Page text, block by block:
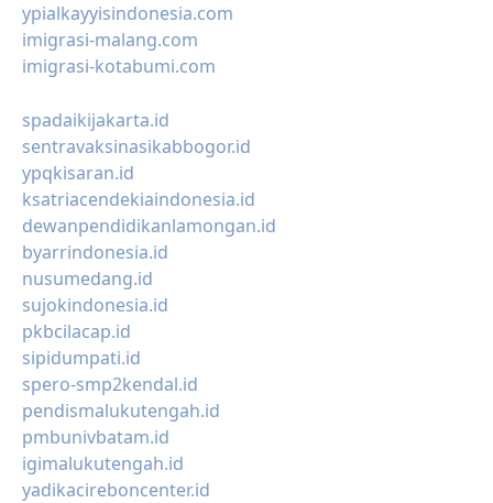
ypialkayyisindonesia.com
imigrasi-malang.com
imigrasi-kotabumi.com
spadaikijakarta.id
sentravaksinasikabbogor.id
ypqkisaran.id
ksatriacendekiaindonesia.id
dewanpendidikanlamongan.id
byarrindonesia.id
nusumedang.id
sujokindonesia.id
pkbcilacap.id
sipidumpati.id
spero-smp2kendal.id
pendismalukutengah.id
pmbunivbatam.id
igimalukutengah.id
yadikacireboncenter.id